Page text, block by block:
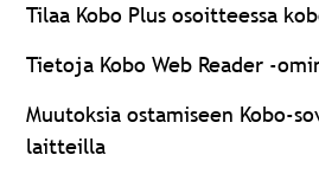
Tilaa Kobo Plus osoitteessa
Tietoja Kobo Web Reader -
Muutoksia ostamiseen Kobo-
laitteilla